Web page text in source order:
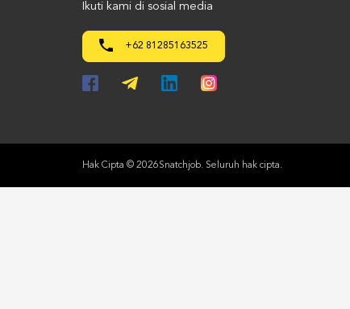
Ikuti kami di sosial media
+62 81285163525
Hak Cipta © 2026Snatchjob. Seluruh hak cipta.